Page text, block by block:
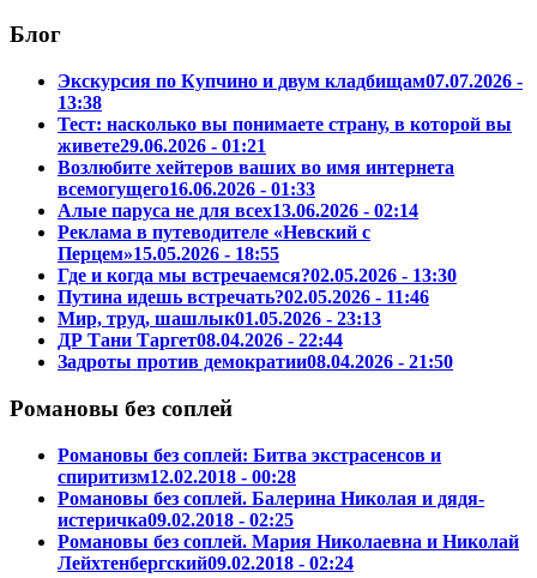
Блог
Экскурсия по Купчино и двум кладбищам07.07.2026 -
13:38
Тест: насколько вы понимаете страну, в которой вы
живете29.06.2026 - 01:21
Возлюбите хейтеров ваших во имя интернета
всемогущего16.06.2026 - 01:33
Алые паруса не для всех13.06.2026 - 02:14
Реклама в путеводителе «Невский с
Перцем»15.05.2026 - 18:55
Где и когда мы встречаемся?02.05.2026 - 13:30
Путина идешь встречать?02.05.2026 - 11:46
Мир, труд, шашлык01.05.2026 - 23:13
ДР Тани Таргет08.04.2026 - 22:44
Задроты против демократии08.04.2026 - 21:50
Романовы без соплей
Романовы без соплей: Битва экстрасенсов и
спиритизм12.02.2018 - 00:28
Романовы без соплей. Балерина Николая и дядя-
истеричка09.02.2018 - 02:25
Романовы без соплей. Мария Николаевна и Николай
Лейхтенбергский09.02.2018 - 02:24